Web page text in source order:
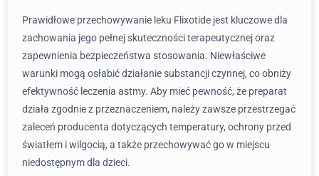
Prawidłowe przechowywanie leku Flixotide jest kluczowe dla
zachowania jego pełnej skuteczności terapeutycznej oraz
zapewnienia bezpieczeństwa stosowania. Niewłaściwe
warunki mogą osłabić działanie substancji czynnej, co obniży
efektywność leczenia astmy. Aby mieć pewność, że preparat
działa zgodnie z przeznaczeniem, należy zawsze przestrzegać
zaleceń producenta dotyczących temperatury, ochrony przed
światłem i wilgocią, a także przechowywać go w miejscu
niedostępnym dla dzieci.